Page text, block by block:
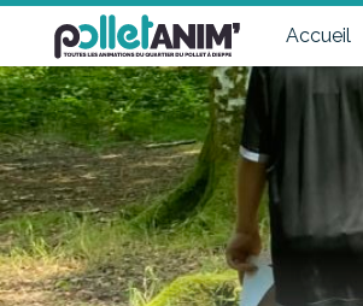
Accueil
Pollet Anim'
Toutes les animations du quartier du Pollet à Dieppe